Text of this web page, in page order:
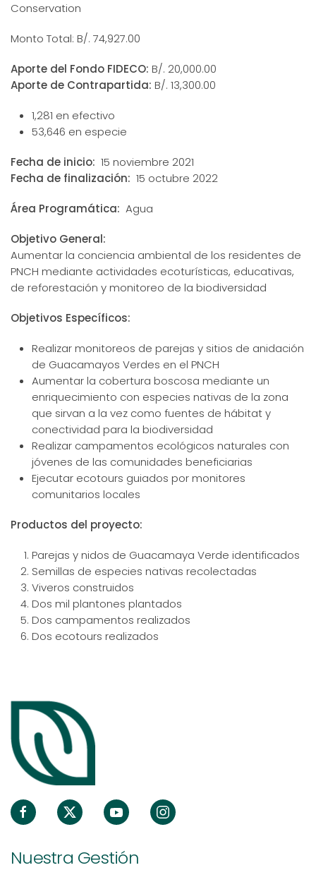
Conservation
Monto Total: B/. 74,927.00
Aporte del Fondo FIDECO: B/. 20,000.00
Aporte de Contrapartida: B/. 13,300.00
1,281 en efectivo
53,646 en especie
Fecha de inicio: 15 noviembre 2021
Fecha de finalización: 15 octubre 2022
Área Programática: Agua
Objetivo General:
Aumentar la conciencia ambiental de los residentes de
PNCH mediante actividades ecoturísticas, educativas,
de reforestación y monitoreo de la biodiversidad
Objetivos Específicos:
Realizar monitoreos de parejas y sitios de anidación
de Guacamayos Verdes en el PNCH
Aumentar la cobertura boscosa mediante un
enriquecimiento con especies nativas de la zona
que sirvan a la vez como fuentes de hábitat y
conectividad para la biodiversidad
Realizar campamentos ecológicos naturales con
jóvenes de las comunidades beneficiarias
Ejecutar ecotours guiados por monitores
comunitarios locales
Productos del proyecto:
Parejas y nidos de Guacamaya Verde identificados
Semillas de especies nativas recolectadas
Viveros construidos
Dos mil plantones plantados
Dos campamentos realizados
Dos ecotours realizados
Nuestra Gestión